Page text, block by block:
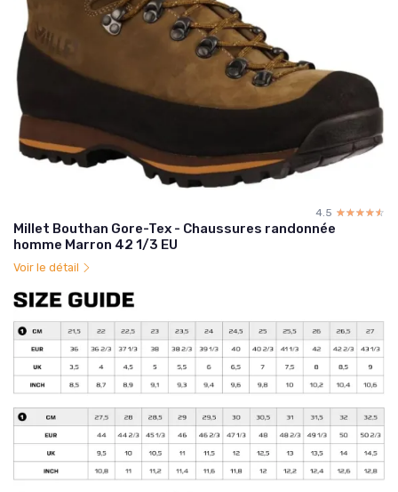
4.5 ☆☆☆☆☆
★★★★★
Millet Bouthan Gore-Tex - Chaussures randonnée
homme Marron 42 1/3 EU
Voir le détail